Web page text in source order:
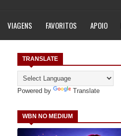
VIAGENS FAVORITOS APOIO
TRANSLATE
Powered by Translate
WBN NO MEDIUM